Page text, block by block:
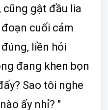
cũng gật đầu lia
cuối cảm
liền hỏi
đang khen bọn
Sao tôi nghe
ấy nhỉ? "